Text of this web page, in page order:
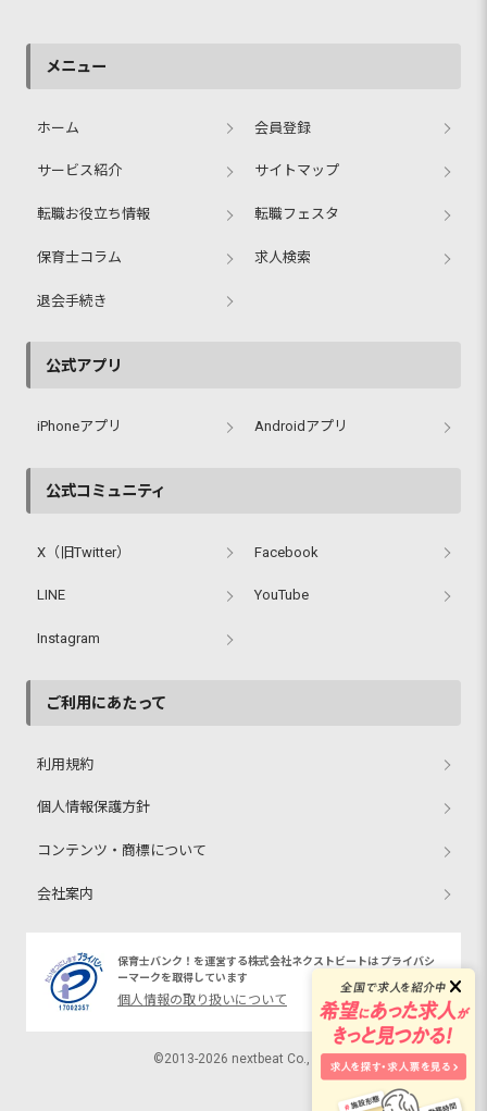
メニュー
ホーム 会員登録
サービス紹介 サイトマップ
転職お役立ち情報 転職フェスタ
保育士コラム 求人検索
退会手続き
公式アプリ
iPhoneアプリ Androidアプリ
公式コミュニティ
X（旧Twitter） Facebook
LINE YouTube
Instagram
ご利用にあたって
利用規約
個人情報保護方針
コンテンツ・商標について
会社案内
保育士バンク！を運営する株式会社ネクストビートは プライバシ
ーマークを取得しています
個人情報の取り扱いについて
©2013-2026 nextbeat Co., Ltd.